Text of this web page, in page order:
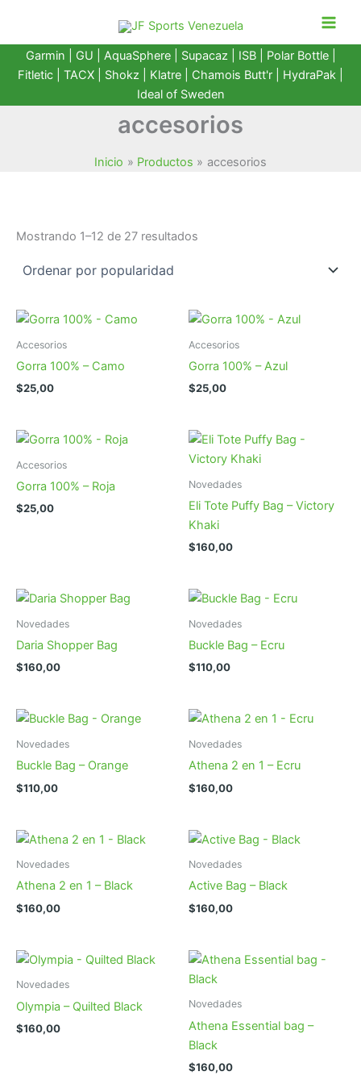
contenido
Garmin GU AquaSphere| Supacaz | ISB | Polar Bottle|
Fitletic
TACX Shokz Klatre Chamois Butt'r HydraPak
Ideal of Sweden
accesorios
Inicio Productos accesorios
Mostrando 1–12 de 27 resultados
Accesorios
Gorra 100% – Camo
$25,00
Accesorios
Gorra 100% – Azul
$25,00
Accesorios
Gorra 100% – Roja
$25,00
Novedades
Eli Tote Puffy Bag – Victory
Khaki
$160,00
Novedades
Daria Shopper Bag
$160,00
Novedades
Buckle Bag – Ecru
$110,00
Novedades
Buckle Bag – Orange
$110,00
Novedades
Athena 2 en 1 – Ecru
$160,00
Novedades
Athena 2 en 1 – Black
$160,00
Novedades
Active Bag – Black
$160,00
Novedades
Olympia – Quilted Black
$160,00
Novedades
Athena Essential bag –
Black
$160,00